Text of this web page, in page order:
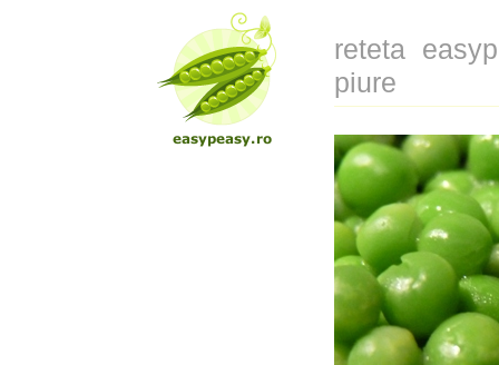
reteta
piure